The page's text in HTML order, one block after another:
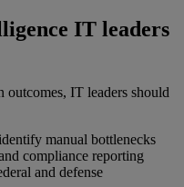
IT leaders
IT leaders should
manual bottlenecks
compliance reporting
and defense